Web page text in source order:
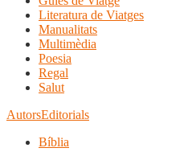
Literatura de Viatges
Manualitats
Multimèdia
Poesia
Regal
Salut
AutorsEditorials
Bíblia